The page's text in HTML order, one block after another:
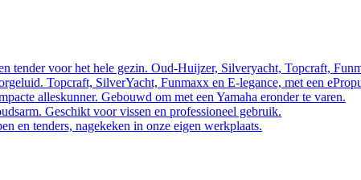
tender voor het hele gezin. Oud-Huijzer, Silveryacht, Topcraft,
Topcraft, SilverYacht, Funmaxx en E-legance, met een
alleskunner. Gebouwd om met een Yamaha eronder te varen.
Geschikt voor vissen en professioneel gebruik.
en tenders, nagekeken in onze eigen werkplaats.